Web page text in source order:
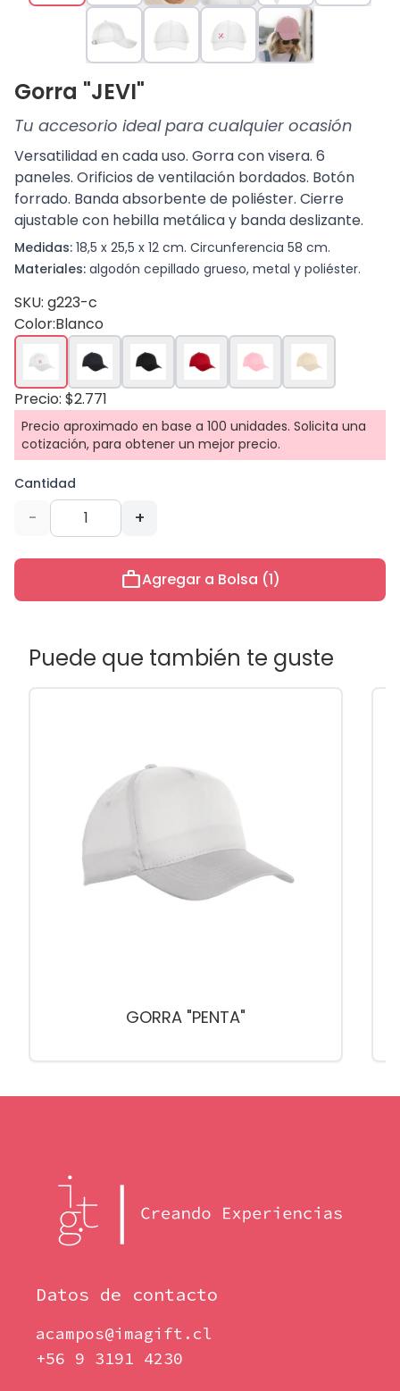
Gorra "JEVI"
Tu accesorio ideal para cualquier ocasión
Versatilidad en cada uso. Gorra con visera. 6
paneles. Orificios de ventilación bordados. Botón
forrado. Banda absorbente de poliéster. Cierre
ajustable con hebilla metálica y banda deslizante.
Medidas: 18,5 x 25,5 x 12 cm. Circunferencia 58 cm.
Materiales: algodón cepillado grueso, metal y poliéster.
SKU: g223-c
Color:Blanco
Precio: $2.771
Precio aproximado en base a 100 unidades. Solicita una
cotización, para obtener un mejor precio.
Cantidad
- +
workAgregar a Bolsa (1)
Puede que también te guste
GORRA "PENTA"
Datos de contacto
acampos@imagift.cl
+56 9 3191 4230